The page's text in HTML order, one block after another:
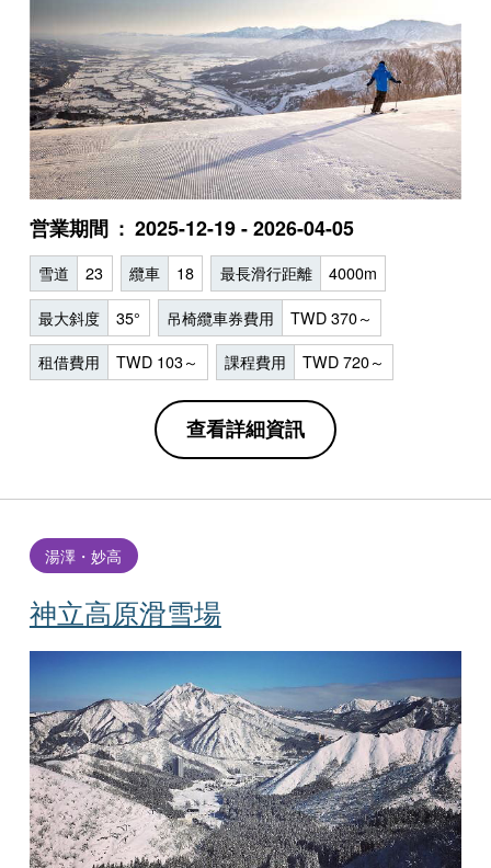
営業期間 2025-12-19 - 2026-04-05
雪道 23 纜車 18 最長滑行距離 4000m
最大斜度 35° 吊椅纜車券費用 TWD 370～
租借費用 TWD 103～ 課程費用 TWD 720～
查看詳細資訊
神立高原滑雪場
湯澤・妙高